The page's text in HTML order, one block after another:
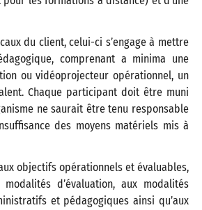
du client, celui-ci s’engage à mettre
comprenant a minima une
ou vidéoprojecteur opérationnel, un
Chaque participant doit être muni
ne saurait être tenu responsable
des moyens matériels mis à
objectifs opérationnels et évaluables,
d’évaluation, aux modalités
et pédagogiques ainsi qu’aux